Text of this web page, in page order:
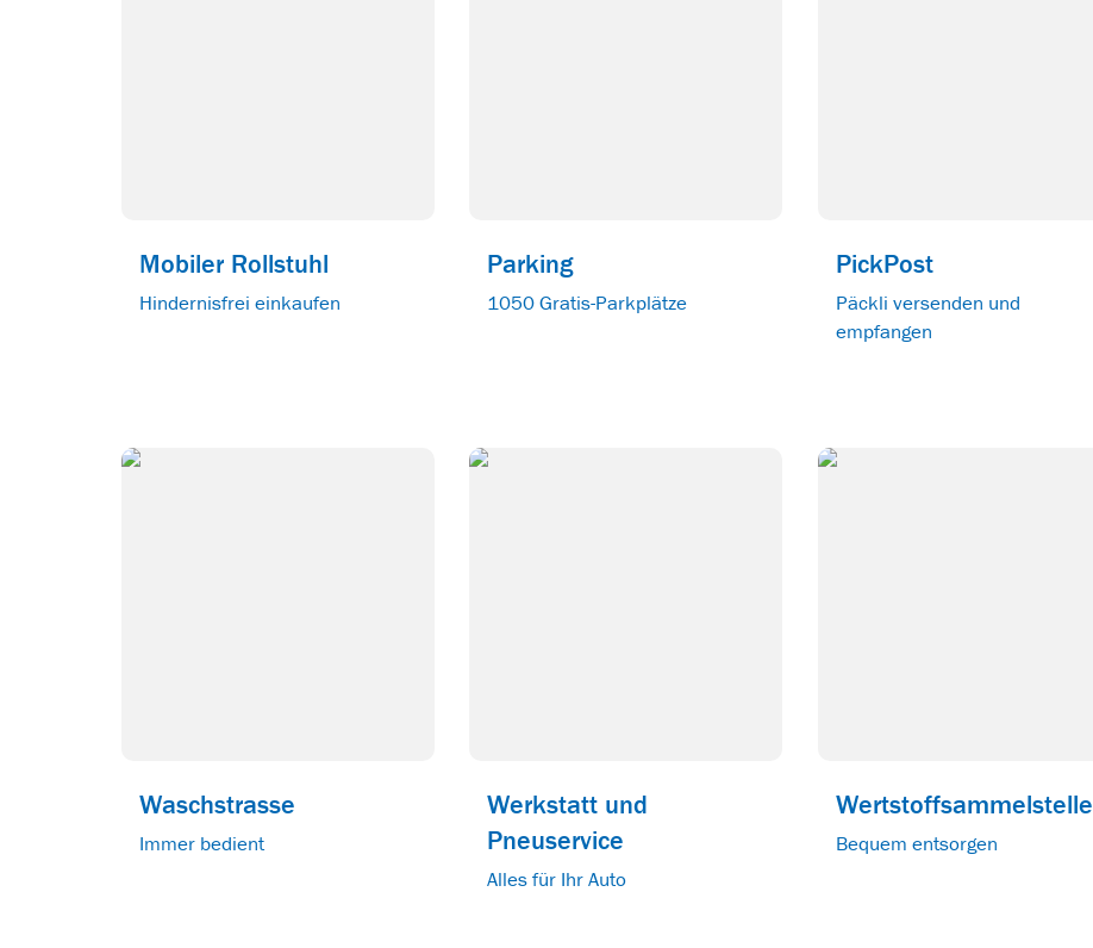
Mobiler Rollstuhl
Hindernisfrei einkaufen
Parking
1050 Gratis-Parkplätze
PickPost
Päckli versenden und
empfangen
Waschstrasse
Immer bedient
Werkstatt und
Pneuservice
Alles für Ihr Auto
Wertstoffsammelstelle
Bequem entsorgen